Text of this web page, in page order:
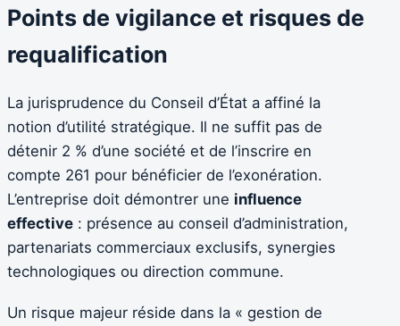
Points de vigilance et risques de
requalification
La jurisprudence du Conseil d’État a affiné la
notion d’utilité stratégique. Il ne suffit pas de
détenir 2 % d’une société et de l’inscrire en
compte 261 pour bénéficier de l’exonération.
L’entreprise doit démontrer une influence
effective : présence au conseil d’administration,
partenariats commerciaux exclusifs, synergies
technologiques ou direction commune.
Un risque majeur réside dans la « gestion de